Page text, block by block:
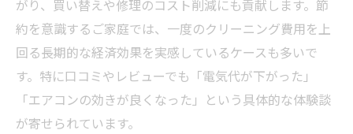
がり、買い替えや修理のコスト削減にも貢献します。節
約を意識するご家庭では、一度のクリーニング費用を上
回る長期的な経済効果を実感しているケースも多いで
す。特に口コミやレビューでも「電気代が下がった」
「エアコンの効きが良くなった」という具体的な体験談
が寄せられています。